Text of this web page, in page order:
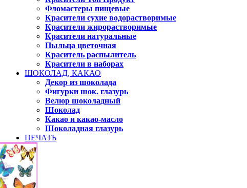
Фломастеры пищевые
Красители сухие водорастворимые
Красители жирорастворимые
Красители натуральные
Пыльца цветочная
Краситель распылитель
Красители в наборах
ШОКОЛАД, КАКАО
Декор из шоколада
Фигурки шок. глазурь
Велюр шоколадный
Шоколад
Какао и какао-масло
Шоколадная глазурь
ПЕЧАТЬ